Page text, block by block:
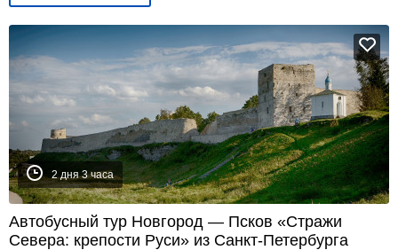
2 дня 3 часа
Автобусный тур Новгород — Псков «Стражи
Севера: крепости Руси» из Санкт-Петербурга